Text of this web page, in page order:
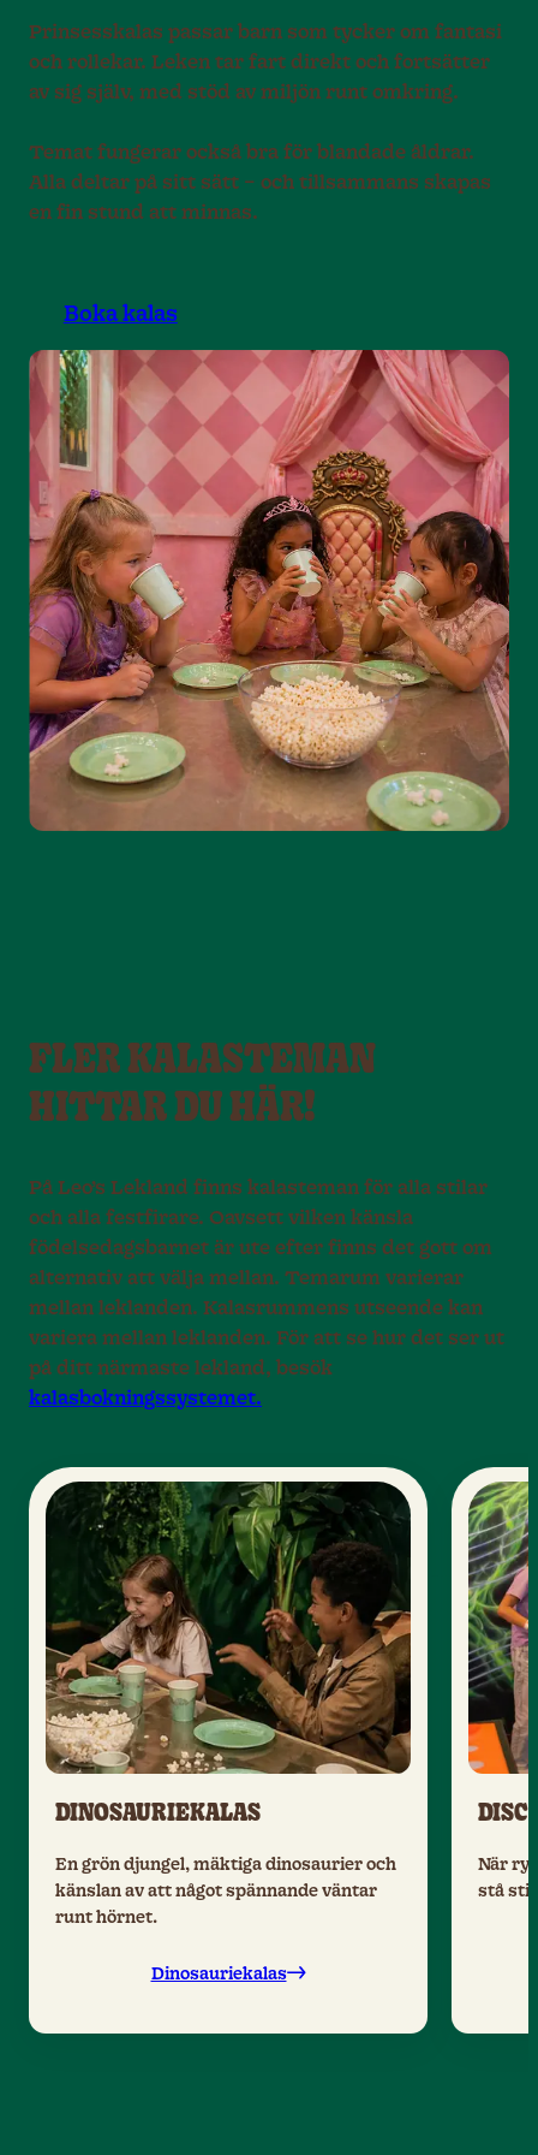
Prinsesskalas passar barn som tycker om fantasi
och rollekar. Leken tar fart direkt och fortsätter
av sig själv, med stöd av miljön runt omkring.
Temat fungerar också bra för blandade åldrar.
Alla deltar på sitt sätt – och tillsammans skapas
en fin stund att minnas.
Boka kalas
FLER KALASTEMAN
HITTAR DU HÄR!
På Leo’s Lekland finns kalasteman för alla stilar
och alla festfirare. Oavsett vilken känsla
födelsedagsbarnet är ute efter finns det gott om
alternativ att välja mellan. Temarum varierar
mellan leklanden. Kalasrummens utseende kan
variera mellan leklanden. För att se hur det ser ut
på ditt närmaste lekland, besök
kalasbokningssystemet.
DINOSAURIEKALAS
En grön djungel, mäktiga dinosaurier och
känslan av att något spännande väntar
runt hörnet.
Dinosauriekalas
När
stå still